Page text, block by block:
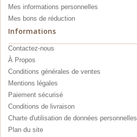
Mes informations personnelles
Mes bons de réduction
Informations
Contactez-nous
À Propos
Conditions générales de ventes
Mentions légales
Paiement sécurisé
Conditions de livraison
Charte d'utilisation de données personnelles
Plan du site